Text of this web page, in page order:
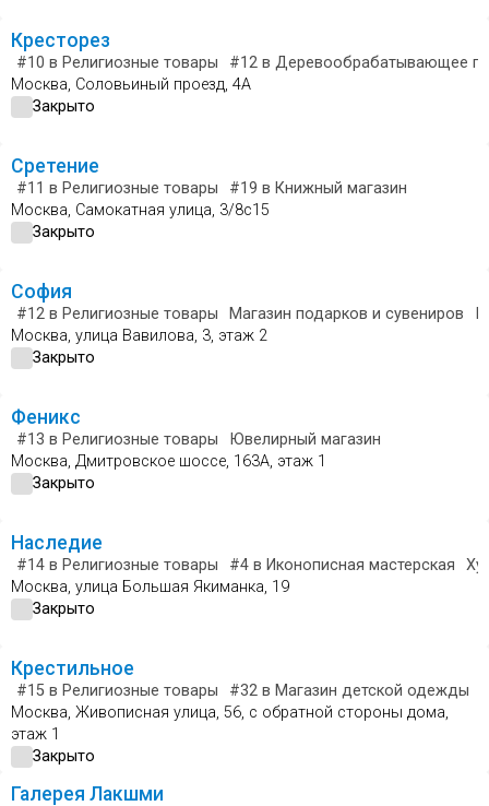
Кресторез
#10 в Религиозные товары #12 в Деревообрабатывающее
Москва, Соловьиный проезд, 4А
Закрыто
Сретение
#11 в Религиозные товары #19 в Книжный магазин
Москва, Самокатная улица, 3/8с15
Закрыто
София
#12 в Религиозные товары Магазин подарков и сувениров
Москва, улица Вавилова, 3, этаж 2
Закрыто
Феникс
#13 в Религиозные товары
Ювелирный магазин
Москва, Дмитровское шоссе, 163А, этаж 1
Закрыто
Наследие
#14 в Религиозные товары #4 в Иконописная мастерская
Москва, улица Большая Якиманка, 19
Закрыто
Крестильное
#15 в Религиозные товары #32 в Магазин детской одежды
Москва, Живописная улица, 56, с обратной стороны дома,
этаж 1
Закрыто
Галерея Лакшми